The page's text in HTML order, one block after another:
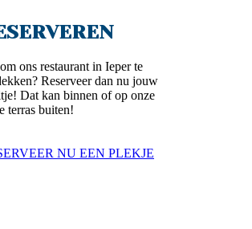
ons restaurant in Ieper te
Reserveer dan nu jouw
Dat kan binnen of op onze
terras buiten!
NU EEN PLEKJE